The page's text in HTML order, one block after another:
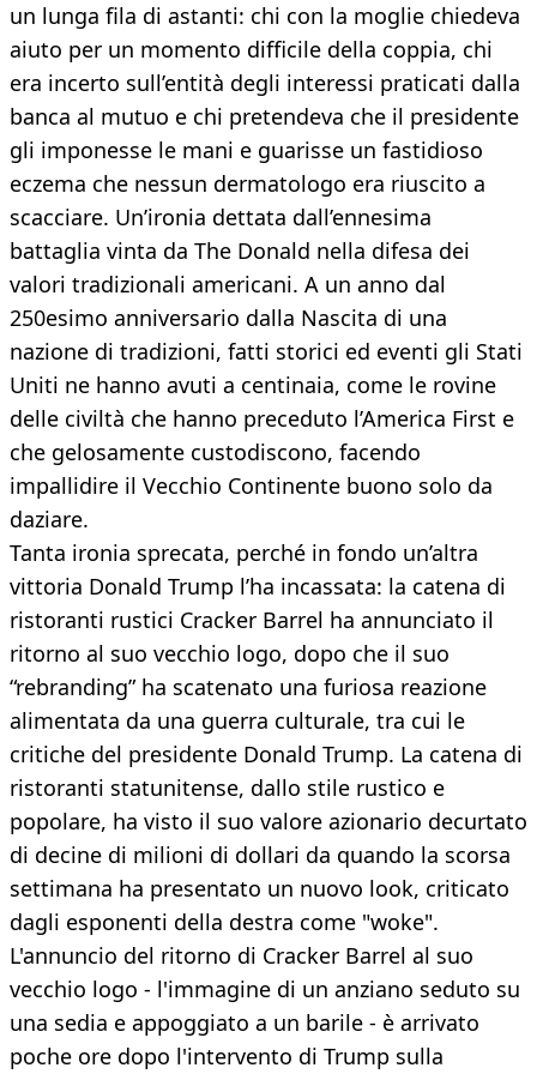
un lunga fila di astanti: chi con la moglie chiedeva
aiuto per un momento difficile della coppia, chi
era incerto sull’entità degli interessi praticati dalla
banca al mutuo e chi pretendeva che il presidente
gli imponesse le mani e guarisse un fastidioso
eczema che nessun dermatologo era riuscito a
scacciare. Un’ironia dettata dall’ennesima
battaglia vinta da The Donald nella difesa dei
valori tradizionali americani. A un anno dal
250esimo anniversario dalla Nascita di una
nazione di tradizioni, fatti storici ed eventi gli Stati
Uniti ne hanno avuti a centinaia, come le rovine
delle civiltà che hanno preceduto l’America First e
che gelosamente custodiscono, facendo
impallidire il Vecchio Continente buono solo da
daziare.
Tanta ironia sprecata, perché in fondo un’altra
vittoria Donald Trump l’ha incassata: la catena di
ristoranti rustici Cracker Barrel ha annunciato il
ritorno al suo vecchio logo, dopo che il suo
“rebranding” ha scatenato una furiosa reazione
alimentata da una guerra culturale, tra cui le
critiche del presidente Donald Trump. La catena di
ristoranti statunitense, dallo stile rustico e
popolare, ha visto il suo valore azionario decurtato
di decine di milioni di dollari da quando la scorsa
settimana ha presentato un nuovo look, criticato
dagli esponenti della destra come "woke".
L'annuncio del ritorno di Cracker Barrel al suo
vecchio logo - l'immagine di un anziano seduto su
una sedia e appoggiato a un barile - è arrivato
poche ore dopo l'intervento di Trump sulla